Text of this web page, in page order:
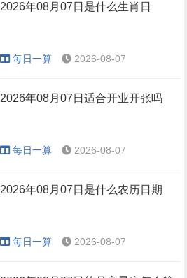
2026年08月07日是什么生肖日
每日一算 2026-08-07
2026年08月07日适合开业开张吗
每日一算 2026-08-07
2026年08月07日是什么农历日期
每日一算 2026-08-07